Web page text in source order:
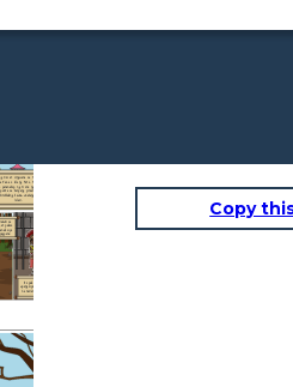
Ozi at Ungwana sa Tana Delta at
Faza o Isla ng Pate. Nagtagumpay
pananakop ng trono ng Pate na
sa kanyang pinsang si Haring
kauna-unahang namuno sa
Islam.
sa
at palaso
siya
Ito pala'y pakana ng hari
upang siya ay madakip at muli
na naman siyang nakatakas.
Copy